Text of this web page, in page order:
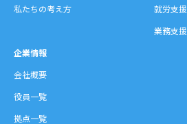
私たちの考え方
就労支援
業務支援
企業情報
会社概要
役員一覧
拠点一覧